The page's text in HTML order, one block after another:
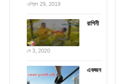
এপ্রিল 29, 2019
রাগিনী
মে 3, 2020
একজন